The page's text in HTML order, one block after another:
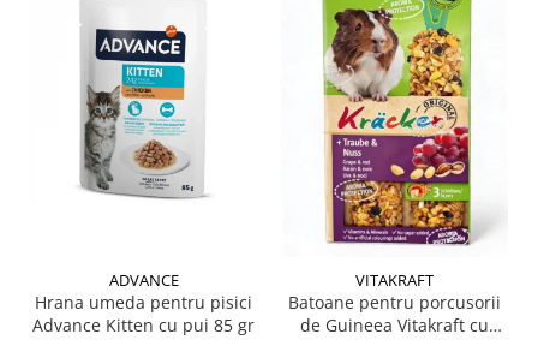
ADVANCE
Hrana umeda pentru pisici
Advance Kitten cu pui 85 gr
VITAKRAFT
Batoane pentru porcusorii
de Guineea Vitakraft cu